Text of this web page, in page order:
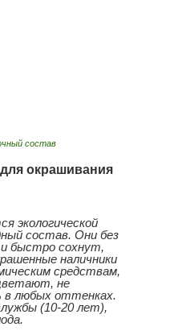
состав
окрашивания
экологической
состав. Они без
быстро сохнут,
наличники
средствам,
не
любых оттенках.
(10-20 лет),